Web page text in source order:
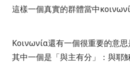
這樣一個真實的群體當中
Κοινωνία還有一個很重要的意思
其中一個是「與主有分」：與耶